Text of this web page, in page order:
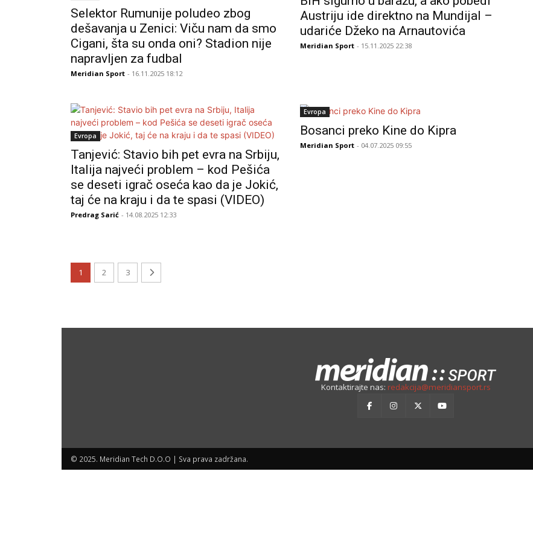
Selektor Rumunije poludeo zbog
dešavanja u Zenici: Viču nam da smo
Cigani, šta su onda oni? Stadion nije
napravljen za fudbal
Meridian Sport - 16.11.2025 18:12
Austriju ide direktno na Mundijal –
udariće Džeko na Arnautovića
Meridian Sport - 15.11.2025 22:38
Evropa
Tanjević: Stavio bih pet evra na Srbiju,
Italija najveći problem – kod Pešića
se deseti igrač oseća kao da je Jokić,
taj će na kraju i da te spasi (VIDEO)
Predrag Sarić - 14.08.2025 12:33
Evropa
Bosanci preko Kine do Kipra
Meridian Sport - 04.07.2025 09:55
1 2 3
Kontaktirajte nas: redakcija@meridiansport.rs
© 2025. Meridian Tech D.O.O | Sva prava zadržana.